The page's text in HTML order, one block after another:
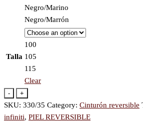
Negro/Marino
Negro/Marrón
Talla
100
105
115
Clear
- +
SKU: 330/35 Category: Cinturón reversible
infiniti, PIEL REVERSIBLE